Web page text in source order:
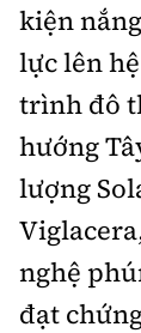
kiện
lực lên
trình đô
hướng
lượng
nghệ
đạt